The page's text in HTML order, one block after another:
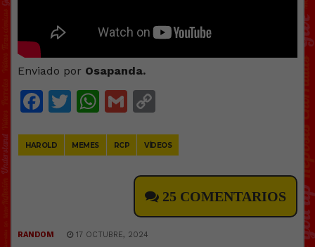
Enviado por Osapanda.
Facebook
Twitter
WhatsApp
Gmail
HAROLD MEMES RCP VÍDEOS
25 COMENTARIOS
RANDOM 17 OCTUBRE, 2024